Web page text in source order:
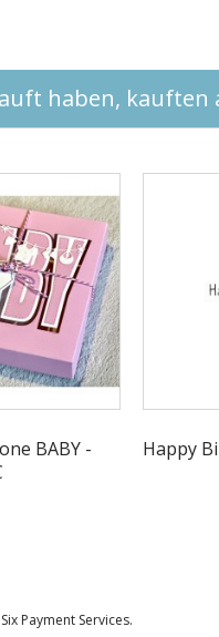
haben, kauften
BABY -
Happy
Payment Services.